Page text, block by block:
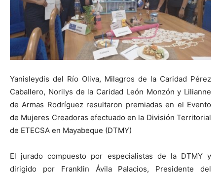
Yanisleydis del Río Oliva, Milagros de la Caridad Pérez
Caballero, Norilys de la Caridad León Monzón y Lilianne
de Armas Rodríguez resultaron premiadas en el Evento
de Mujeres Creadoras efectuado en la División Territorial
de ETECSA en Mayabeque (DTMY)
El jurado compuesto por especialistas de la DTMY y
dirigido por Franklin Ávila Palacios, Presidente del